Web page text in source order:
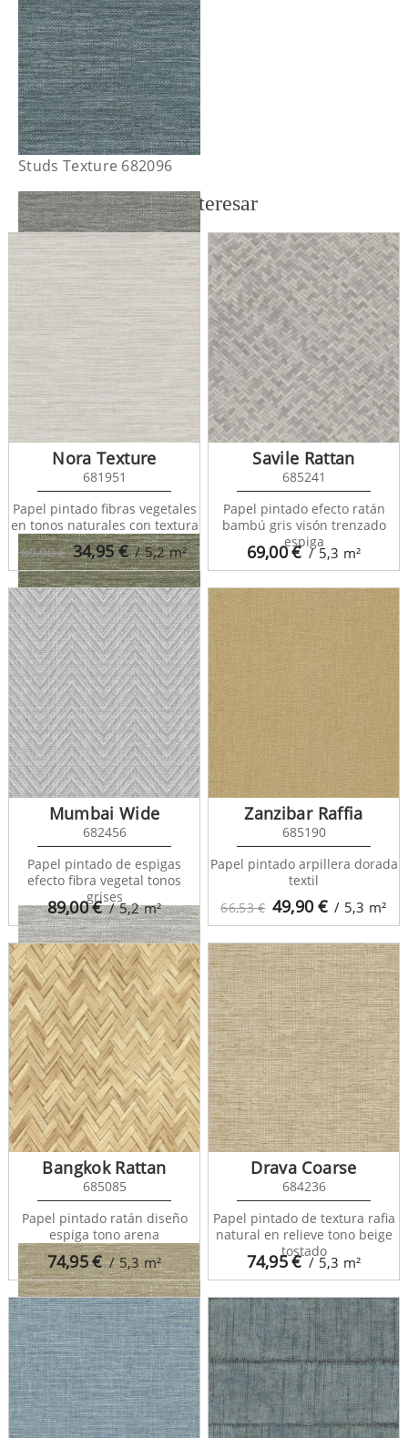
Studs Texture 682096
Studs Texture 682097
Studs Texture 682098
Studs Texture 682099
Studs Texture 682100
También te puede interesar
69,90 € 34,95€ / 5,2m²
Nora Texture
681951
Papel pintado fibras vegetales
en tonos naturales con textura
69,00€ / 5,3 m²
Savile Rattan
685241
Papel pintado efecto ratán
bambú gris visón trenzado
espiga
89,00€ / 5,2m²
Mumbai Wide
682456
Papel pintado de espigas
efecto fibra vegetal tonos
grises
66,53 € 49,90€ / 5,3 m²
Zanzibar Raffia
685190
Papel pintado arpillera dorada
textil
74,95€ / 5,3m²
Bangkok Rattan
685085
Papel pintado ratán diseño
espiga tono arena
74,95€ / 5,3 m²
Drava Coarse
684236
Papel pintado de textura rafia
natural en relieve tono beige
tostado